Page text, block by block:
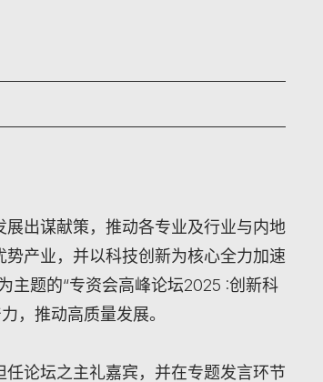
出谋献策，推动各专业及行业与内地
产业，并以科技创新为核心全力加速
主题的“专资会高峰论坛2025 :创新科
，推动高质量发展。
论坛之主礼嘉宾，并在专题发言环节